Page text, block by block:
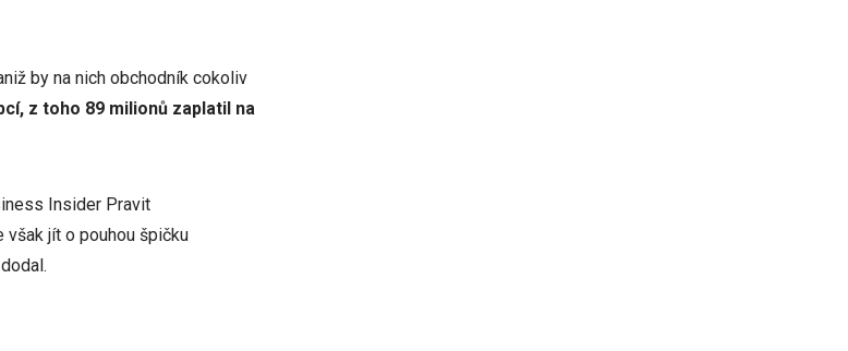
by na nich obchodník cokoliv
z toho 89 milionů zaplatil na
Insider Pravit
však jít o pouhou špičku